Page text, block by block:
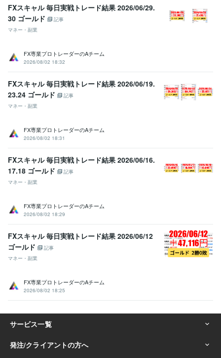
FXスキャル 毎日実戦トレード結果 2026/06/29.
30 ゴールド
記事
マネー・副業
FX専業プロトレーダーのAチーム
2026/08/02 18:32
FXスキャル 毎日実戦トレード結果 2026/06/19.
23.24 ゴールド
記事
マネー・副業
FX専業プロトレーダーのAチーム
2026/08/02 18:31
FXスキャル 毎日実戦トレード結果 2026/06/16.
17.18 ゴールド
記事
マネー・副業
FX専業プロトレーダーのAチーム
2026/08/02 18:29
FXスキャル 毎日実戦トレード結果 2026/06/12
ゴールド
記事
マネー・副業
FX専業プロトレーダーのAチーム
2026/08/02 18:25